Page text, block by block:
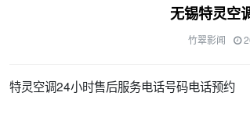
无锡特灵空
竹翠影闻
特灵空调24小时售后服务电话号码电话预约